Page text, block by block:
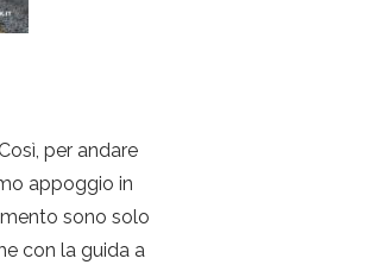
per andare
appoggio in
sono solo
con la guida a